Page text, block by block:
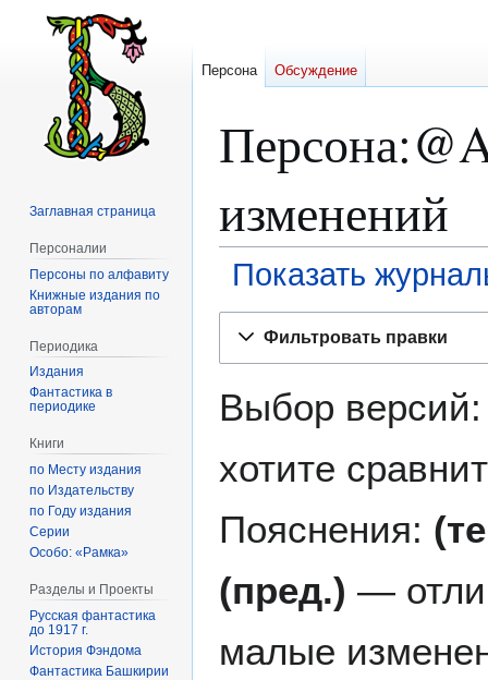
изменений
Показать
Фильтровать правки
Выбор версий:
хотите
Пояснения:
(пред.) —
малые
Персона Обсуждение
Заглавная страница
Персоналии
Персоны по алфавиту
Книжные издания по
авторам
Периодика
Издания
Фантастика в
периодике
Книги
по Месту издания
по Издательству
по Году издания
Серии
Особо: «Рамка»
Разделы и Проекты
Русская фантастика
до 1917 г.
История Фэндома
Фантастика Башкирии